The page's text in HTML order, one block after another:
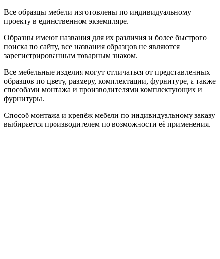
Все образцы мебели изготовлены по индивидуальному
проекту в единственном экземпляре.
Образцы имеют названия для их различия и более быстрого
поиска по сайту, все названия образцов не являются
зарегистрированным товарным знаком.
Все мебельные изделия могут отличаться от представленных
образцов по цвету, размеру, комплектации, фурнитуре, а также
способами монтажа и производителями комплектующих и
фурнитуры.
Способ монтажа и крепёж мебели по индивидуальному заказу
выбирается производителем по возможности её применения.